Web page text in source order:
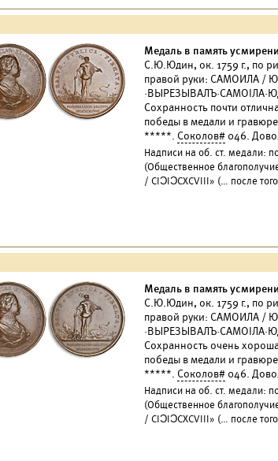
Медаль в память
С.Ю.Юдин, ок. 1759 г., по
правой руки: САМОИЛА /
Сохранность почти
победы в медали и
*****. Соколов# 046.
Надписи на об. ст. медали:
(Общественное
/ CIƆIƆCXCVIII» (… после
Медаль в память
С.Ю.Юдин, ок. 1759 г., по
правой руки: САМОИЛА /
Сохранность очень
победы в медали и
*****. Соколов# 046.
Надписи на об. ст. медали:
(Общественное
/ CIƆIƆCXCVIII» (… после